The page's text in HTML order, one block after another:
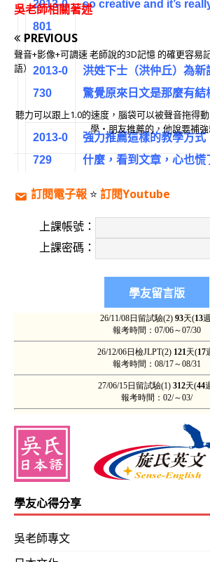
2013-0
801
so creative and it’s
2013-0
730
洪姓下士（洪仲丘）為
驚覺原來日文是那麼有
2013-0
729
強力推薦這樣的教學方
什麼，看到文章，心也
2013-0
725
不用太急切，只要按部
舅舅及兩位表姐都上過
學‧休閒產業管理學）
致 待業中、轉換跑道、
2013-0
724
他們（大部分）總是謙
暢達的文言文，對本科
723
吳老師相關著述
PREVIOUS
聲音+影像+可調速 老師說的3D記憶 的確更容
語）
聽力可以跟上1.0的速度，腦袋可以被聲音拖得
學‧朋友推薦的，他說要補強
訂閱電子報 ⭐️ 訂閱Youtube
上課帳號：
上課密碼：
學友心得分享
吳老師專文